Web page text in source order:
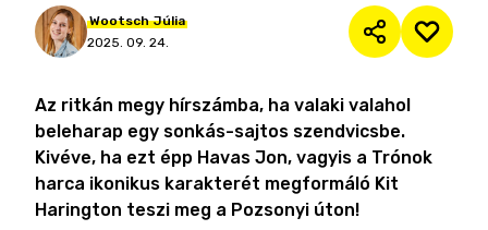
Wootsch Júlia
2025. 09. 24.
Az ritkán megy hírszámba, ha valaki valahol
beleharap egy sonkás-sajtos szendvicsbe.
Kivéve, ha ezt épp Havas Jon, vagyis a Trónok
harca ikonikus karakterét megformáló Kit
Harington teszi meg a Pozsonyi úton!